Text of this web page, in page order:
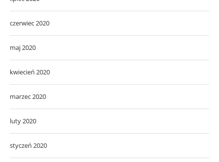
czerwiec 2020
maj 2020
kwiecień 2020
marzec 2020
luty 2020
styczeń 2020